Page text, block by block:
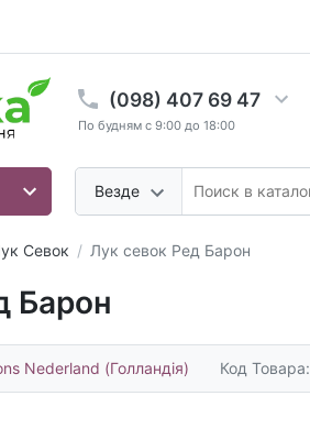
(098) 407 69 47
По будням с 9:00 до 18:00
Везде
Севок Лук севок Ред Барон
Барон
Nederland (Голландія) Код Товара: